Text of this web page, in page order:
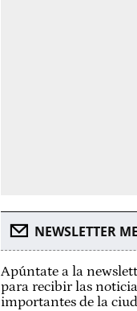
NEWSLETTER
Apúntate a la
para recibir las
importantes de la